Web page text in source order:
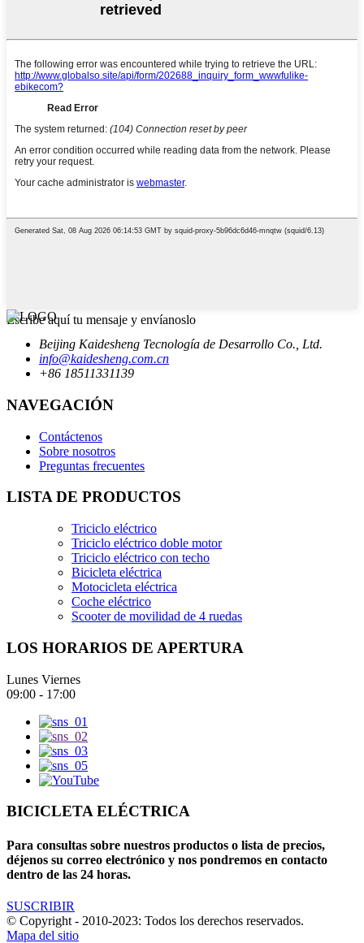
Escribe aquí tu mensaje y envíanoslo
Beijing Kaidesheng Tecnología de Desarrollo Co., Ltd.
info@kaidesheng.com.cn
+86 18511331139
NAVEGACIÓN
Contáctenos
Sobre nosotros
Preguntas frecuentes
LISTA DE PRODUCTOS
Triciclo eléctrico
Triciclo eléctrico doble motor
Triciclo eléctrico con techo
Bicicleta eléctrica
Motocicleta eléctrica
Coche eléctrico
Scooter de movilidad de 4 ruedas
LOS HORARIOS DE APERTURA
Lunes Viernes
09:00 - 17:00
BICICLETA ELÉCTRICA
Para consultas sobre nuestros productos o lista de precios,
déjenos su correo electrónico y nos pondremos en contacto
dentro de las 24 horas.
SUSCRIBIR
© Copyright - 2010-2023: Todos los derechos reservados.
Mapa del sitio